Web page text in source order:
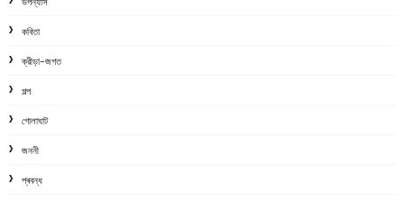
কবিতা
ক্রীড়া-জগত
গল্প
গোলাঘাট
জননী
প্ৰবন্ধ